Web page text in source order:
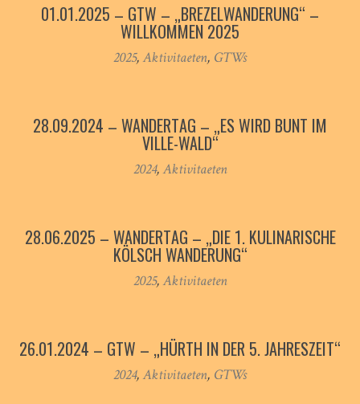
01.01.2025 – GTW – „BREZELWANDERUNG“ –
WILLKOMMEN 2025
2025,Aktivitaeten, GTWs
28.09.2024 – WANDERTAG – „ES WIRD BUNT IM
VILLE-WALD“
2024,Aktivitaeten
28.06.2025 – WANDERTAG – „DIE 1. KULINARISCHE
KÖLSCH WANDERUNG“
2025,Aktivitaeten
26.01.2024 – GTW – „HÜRTH IN DER 5. JAHRESZEIT“
2024,Aktivitaeten, GTWs